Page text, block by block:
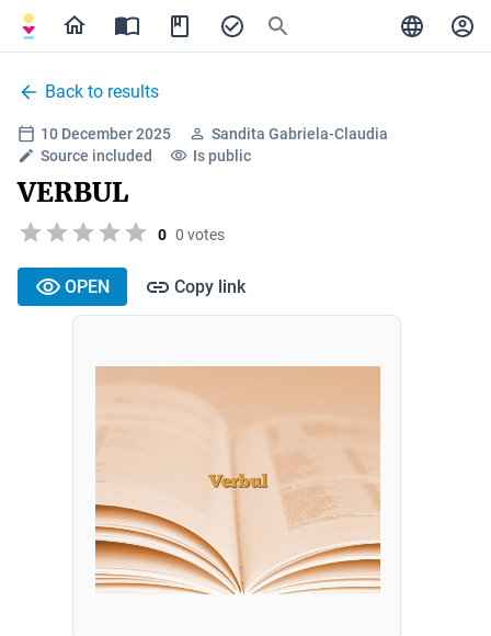
Back to results
10 December 2025
Sandita Gabriela-Claudia
Source included
Is public
VERBUL
0 0 votes
OPEN Copy link